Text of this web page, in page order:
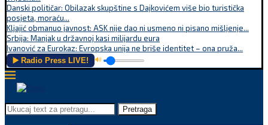
Danski političar: Obilazak skupštine s Dajkovićem više bio turistička
posjeta, moraću...
Kljajić obmanuo javnost: ASK nije dao ni usmeno ni pisano mišljenje...
Srbija: Manjak u državnoj kasi milijardu eura
Ivanović za Eurokaz: Evropska unija ne briše identitet – ona pruža...
▶️ Radio Press LIVE! 🔊
Pretraga